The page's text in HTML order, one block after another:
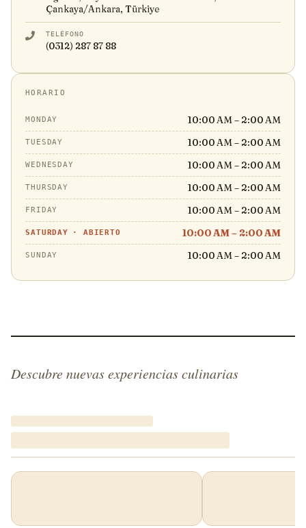
Çankaya/Ankara, Türkiye
TELÉFONO
(0312) 287 87 88
HORARIO
MONDAY 10:00 AM – 2:00 AM
TUESDAY 10:00 AM – 2:00 AM
WEDNESDAY 10:00 AM – 2:00 AM
THURSDAY 10:00 AM – 2:00 AM
FRIDAY 10:00 AM – 2:00 AM
SATURDAY · ABIERTO 10:00 AM – 2:00 AM
SUNDAY 10:00 AM – 2:00 AM
Descubre nuevas experiencias culinarias